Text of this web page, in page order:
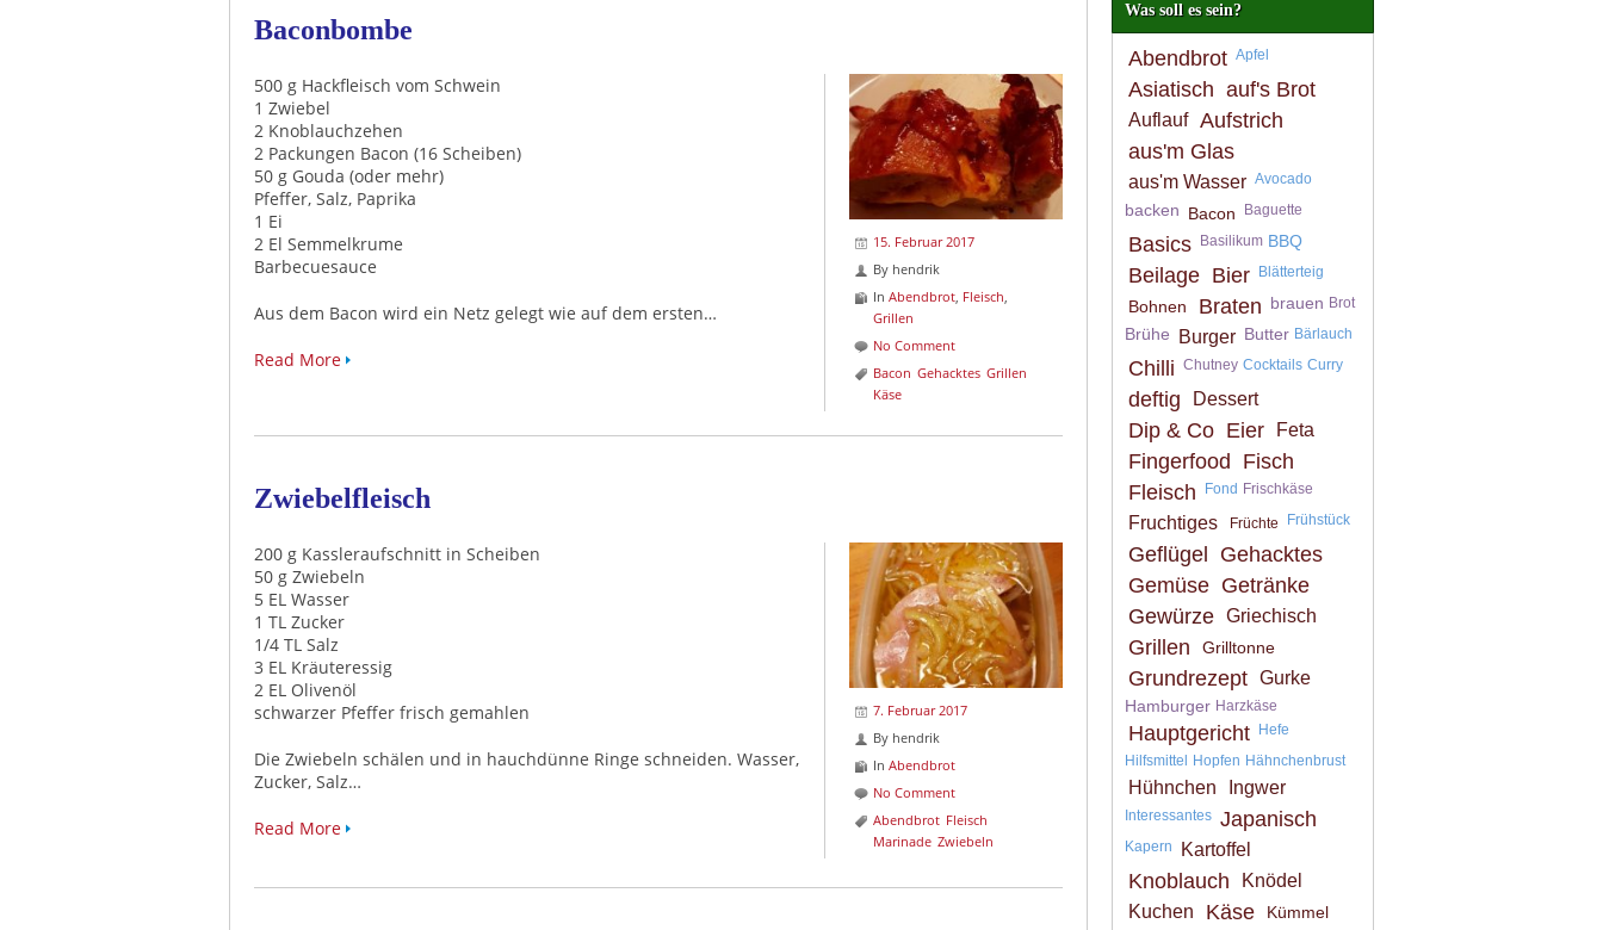
Baconbombe
15. Februar 2017
By hendrik
InAbendbrot Fleisch
Grillen
No Comment
Bacon Gehacktes Grillen
Käse
500 g Hackfleisch vom Schwein
1 Zwiebel
2 Knoblauchzehen
2 Packungen Bacon (16 Scheiben)
50 g Gouda (oder mehr)
Pfeffer, Salz, Paprika
1 Ei
2 El Semmelkrume
Barbecuesauce
Aus dem Bacon wird ein Netz gelegt wie auf dem ersten…
Read More
Zwiebelfleisch
7. Februar 2017
By hendrik
InAbendbrot
No Comment
Abendbrot Fleisch
Marinade Zwiebeln
200 g Kassleraufschnitt in Scheiben
50 g Zwiebeln
5 EL Wasser
1 TL Zucker
1/4 TL Salz
3 EL Kräuteressig
2 EL Olivenöl
schwarzer Pfeffer frisch gemahlen
Die Zwiebeln schälen und in hauchdünne Ringe schneiden. Wasser,
Zucker, Salz…
Read More
Was soll es sein?
Abendbrot Apfel
Asiatisch auf's Brot
Auflauf Aufstrich
aus'm Glas
aus'm Wasser Avocado
backen Bacon Baguette
Basics Basilikum BBQ
Beilage Bier Blätterteig
Bohnen Braten brauen Brot
Brühe Burger Butter Bärlauch
Chilli Chutney Cocktails Curry
deftig Dessert
Dip & Co Eier Feta
Fingerfood
Fisch
Fleisch
Fond Frischkäse
Fruchtiges Früchte Frühstück
Geflügel
Gehacktes
Gemüse Getränke
Gewürze Griechisch
Grillen Grilltonne
Grundrezept Gurke
Hamburger Harzkäse
Hauptgericht
Hefe
Hilfsmittel
Hopfen Hähnchenbrust
Hühnchen Ingwer
Interessantes Japanisch
Kapern Kartoffel
Knoblauch
Knödel
Kuchen
Käse Kümmel